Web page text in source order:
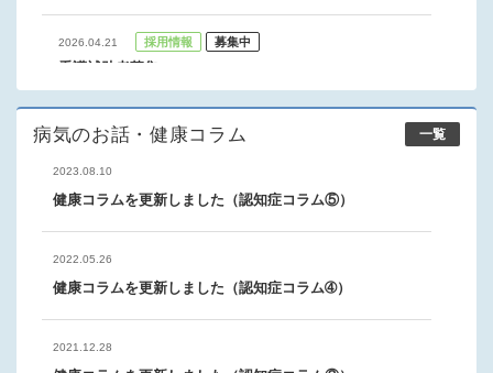
2026.04.21 採用情報 募集中
看護補助者募集
2026.04.21 採用情報 募集中
採用情報 募集中
栄養士募集
2026.04.21 採用情報 募集中
理学療法士募集
病気のお話・健康コラム 一覧
2023.08.10
健康コラムを更新しました（認知症コラム⑤）
2022.05.26
健康コラムを更新しました（認知症コラム➃）
2021.12.28